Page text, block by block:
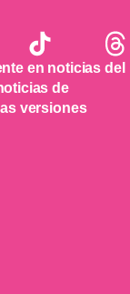
en noticias del
de
versiones